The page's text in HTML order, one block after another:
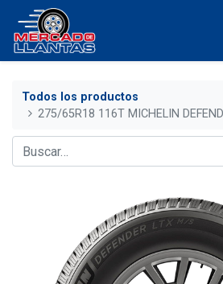
Todos los productos
275/65R18 116T MICHELIN